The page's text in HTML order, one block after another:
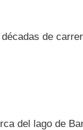
de
del lago de